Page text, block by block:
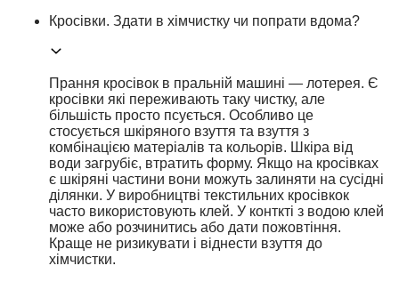
Кросівки. Здати в хімчистку чи попрати вдома?
Прання кросівок в пральній машині — лотерея. Є
кросівки які переживають таку чистку, але
більшість просто псується. Особливо це
стосується шкіряного взуття та взуття з
комбінацією матеріалів та кольорів. Шкіра від
води загрубіє, втратить форму. Якщо на кросівках
є шкіряні частини вони можуть залиняти на сусідні
ділянки. У виробництві текстильних кросівкок
часто використовують клей. У конткті з водою клей
може або розчинитись або дати пожовтіння.
Краще не ризикувати і віднести взуття до
хімчистки.